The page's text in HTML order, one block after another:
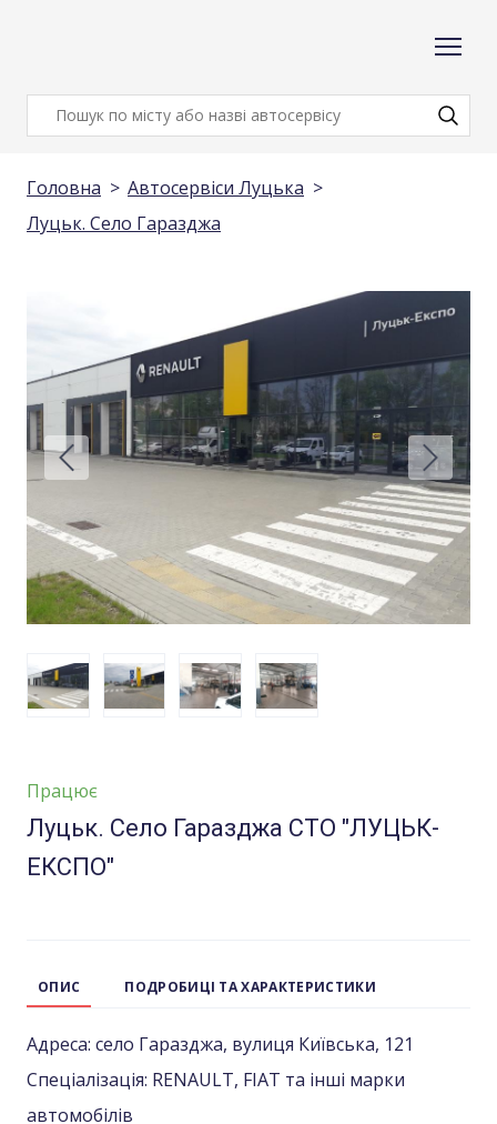
Головна
Автосервіси Луцька
Луцьк. Село Гаразджа
Працює
Луцьк. Село Гаразджа СТО "ЛУЦЬК-
ЕКСПО"
ОПИС ПОДРОБИЦІ ТА ХАРАКТЕРИСТИКИ
Адреса: село Гаразджа, вулиця Київська, 121
Спеціалізація: RENAULT, FIAT та інші марки
автомобілів